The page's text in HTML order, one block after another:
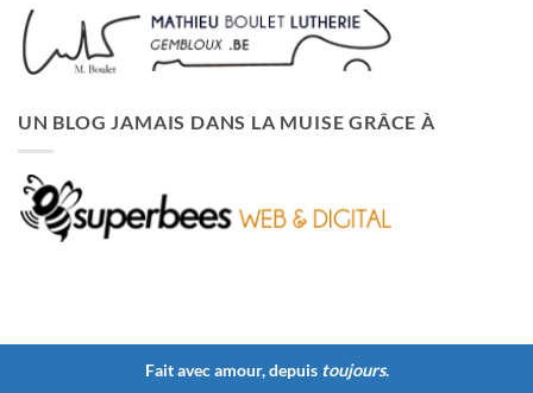
UN BLOG JAMAIS DANS LA MUISE GRÂCE À
Fait avec amour, depuis toujours.